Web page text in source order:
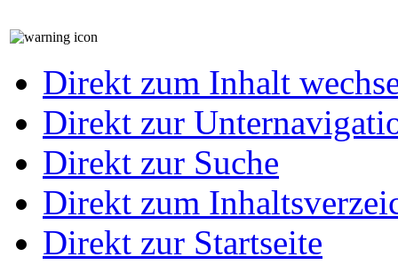
Direkt zum Inhalt
Direkt zur
Direkt zur Suche
Direkt zum
Direkt zur Startseite